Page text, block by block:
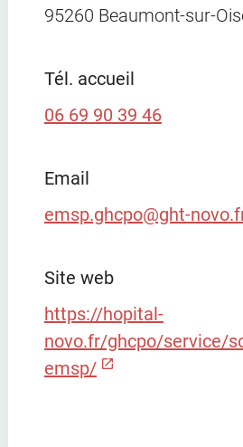
95260 Beaumont-sur-
Tél. accueil
06 69 90 39 46
Email
emsp.ghcpo@ght-
Site web
https://hopital-
novo.fr/ghcpo/service/
emsp/